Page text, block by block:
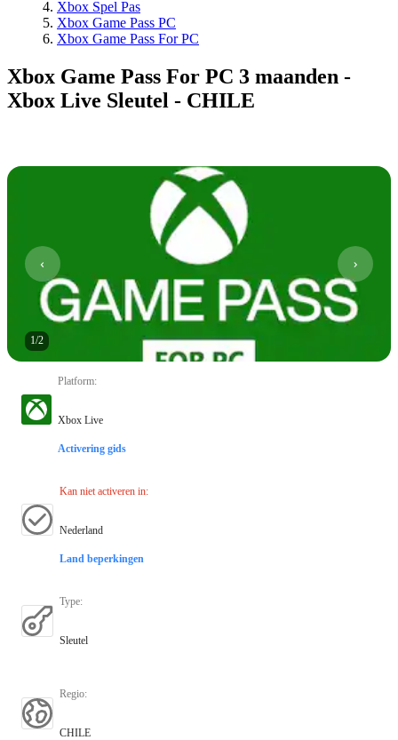
Xbox Spel Pas
Xbox Game Pass PC
Xbox Game Pass For PC
Xbox Game Pass For PC 3 maanden -
Xbox Live Sleutel - CHILE
1/2
Platform:
Xbox Live
Activering gids
Kan niet activeren in:
Nederland
Land beperkingen
Type:
Sleutel
Regio:
CHILE